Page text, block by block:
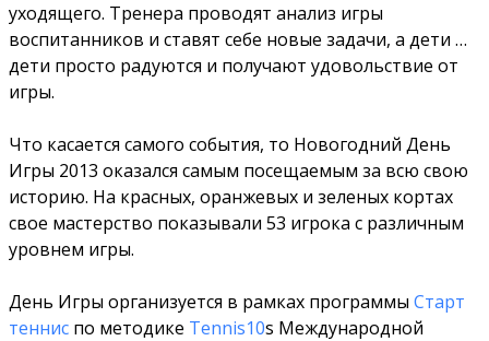
уходящего. Тренера проводят анализ игры
воспитанников и ставят себе новые задачи, а дети …
дети просто радуются и получают удовольствие от
игры.
Что касается самого события, то Новогодний День
Игры 2013 оказался самым посещаемым за всю свою
историю. На красных, оранжевых и зеленых кортах
свое мастерство показывали 53 игрока с различным
уровнем игры.
День Игры организуется в рамках программы Старт
теннис по методике Tennis10s Международной